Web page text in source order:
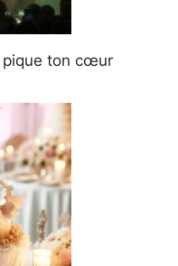
pique ton cœur